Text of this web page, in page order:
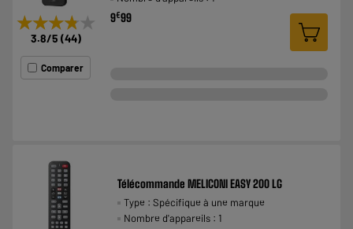
★★★★★
★★★★★
3.8/5 (44)
Comparer
9€99
Télécommande MELICONI EASY 200 LG
Type : Spécifique à une marque
Nombre d'appareils : 1